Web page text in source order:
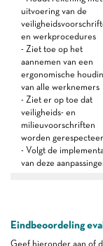
uitvoering van de
en werkprocedures
- Ziet toe op het
aannemen van een
ergonomische
van alle werknemers
- Ziet er op toe dat
veiligheids- en
milieuvoorschriften
worden
- Volgt de
van deze
Eindbeoordeling
Geef hieronder aan of